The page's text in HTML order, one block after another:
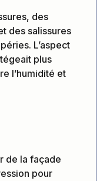
des
des salissures
L’aspect
plus
l’humidité et
de la façade
pour